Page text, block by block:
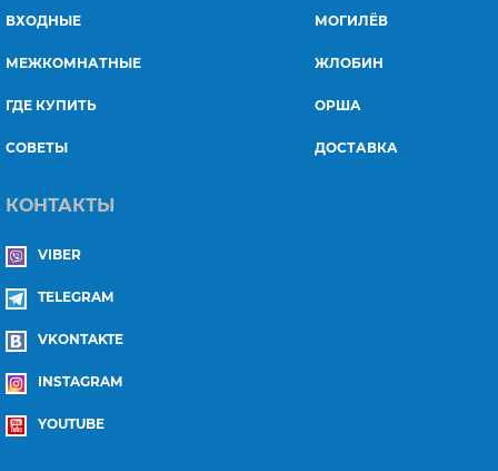
ВХОДНЫЕ
МЕЖКОМНАТНЫЕ
ГДЕ КУПИТЬ
СОВЕТЫ
МОГИЛЁВ
ЖЛОБИН
ОРША
ДОСТАВКА
КОНТАКТЫ
VIBER
TELEGRAM
VKONTAKTE
INSTAGRAM
YOUTUBE